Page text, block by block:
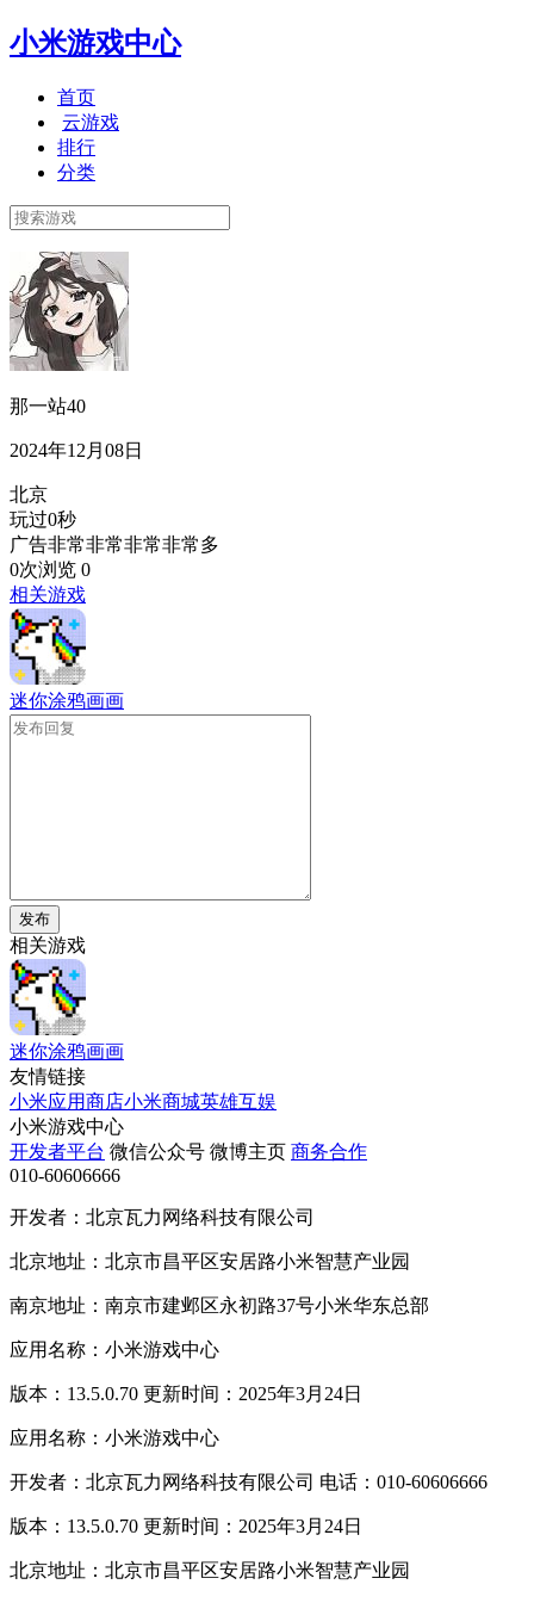
小米游戏中心
首页
云游戏
排行
分类
那一站40
2024年12月08日
北京
玩过0秒
广告非常非常非常非常多
0次浏览 0
相关游戏
迷你涂鸦画画
发布
相关游戏
迷你涂鸦画画
友情链接
小米应用商店小米商城英雄互娱
小米游戏中心
开发者平台 微信公众号 微博主页 商务合作
010-60606666
开发者：北京瓦力网络科技有限公司
北京地址：北京市昌平区安居路小米智慧产业园
南京地址：南京市建邺区永初路37号小米华东总部
应用名称：小米游戏中心
版本：13.5.0.70 更新时间：2025年3月24日
应用名称：小米游戏中心
开发者：北京瓦力网络科技有限公司 电话：010-60606666
版本：13.5.0.70 更新时间：2025年3月24日
北京地址：北京市昌平区安居路小米智慧产业园